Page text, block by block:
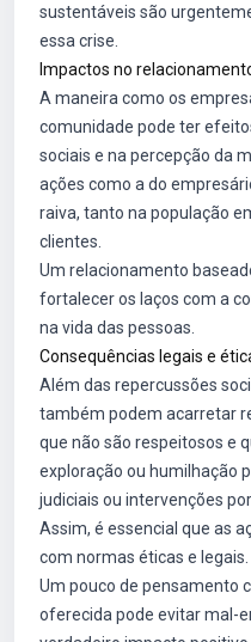
sustentáveis são
essa crise.
Impactos no
A maneira como os
comunidade pode ter
sociais e na percepção da
ações como a do
raiva, tanto na população
clientes.
Um relacionamento
fortalecer os laços com a
na vida das pessoas.
Consequências legais e
Além das repercussões
também podem acarretar
que não são respeitosos e
exploração ou humilhação
judiciais ou intervenções
Assim, é essencial que as
com normas éticas e legais.
Um pouco de pensamento
oferecida pode evitar mal-